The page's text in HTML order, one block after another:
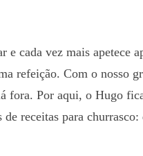
e cada vez mais apetece
refeição. Com o nosso
fora. Por aqui, o Hugo
receitas para churrasco: